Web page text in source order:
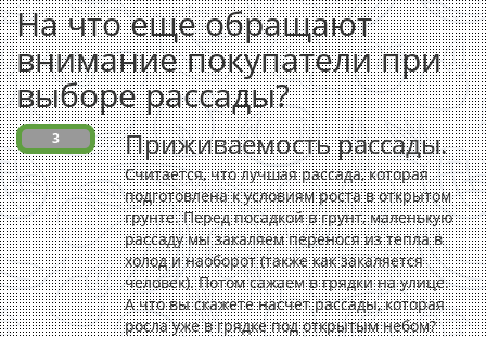
На что еще обращают
внимание покупатели при
выборе рассады?
3 Приживаемость рассады.
Считается, что лучшая рассада, которая
подготовлена к условиям роста в открытом
грунте. Перед посадкой в грунт, маленькую
рассаду мы закаляем перенося из тепла в
холод и наоборот (также как закаляется
человек). Потом сажаем в грядки на улице.
А что вы скажете насчет рассады, которая
росла уже в грядке под открытым небом?